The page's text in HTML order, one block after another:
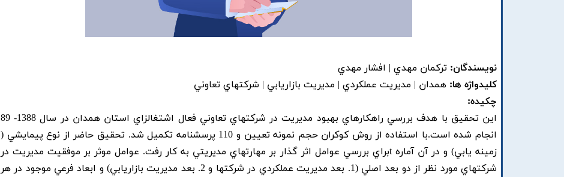
نویسندگان: ترکمان مهدي | افشار مهدي
کلیدواژه ها: همدان | مديريت عملکردي | مديريت بازاريابي | شرکتهاي تعاوني
چکیده:
اين تحقيق با هدف بررسي راهکارهاي بهبود مديريت در شرکتهاي تعاوني فعال اشتغالزاي استان همدان در سال 1388- 89
انجام شده است.با استفاده از روش کوکران حجم نمونه تعيين و 110 پرسشنامه تکميل شد. تحقيق حاضر از نوع پيمايشي (
زمينه يابي) و در آن آماره tبراي بررسي عوامل اثر گذار بر مهارتهاي مديريتي به کار رفت. عوامل موثر بر موفقيت مديريت در
شرکتهاي مورد نظر از دو بعد اصلي (1. بعد مديريت عملکردي در شرکتها و 2. بعد مديريت بازاريابي) و ابعاد فرعي موجود در هر